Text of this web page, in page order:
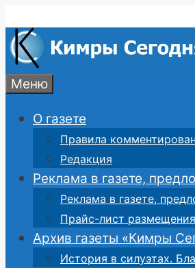
к
содержимому
Меню
О газете
Правила
Редакция
Реклама в газете,
Реклама в газете,
Прайс-лист
Архив газеты «Кимры
История в силуэтах.